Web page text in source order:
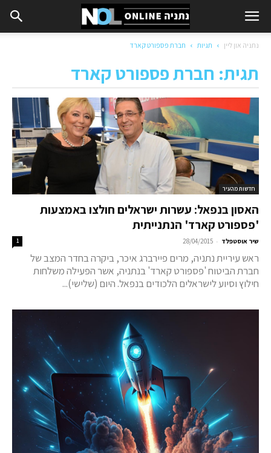
נתניה און ליין תגיות חברת פספורט קארד
תגית: חברת פספורט קארד
חדשות מהעיר
האסון בנפאל: עשרות ישראלים חולצו באמצעות
'פספורט קארד' הנתנייתית
שיר אוסטפלד -
28/04/2015
1
ראש עיריית נתניה, מרים פיירברג איכר, ביקרה בחדר המצב של
חברת הביטוח 'פספורט קארד' בנתניה, אשר הפעילה משלחות
חילוץ וסיוע לישראלים הלכודים בנפאל. היום (שלישי)...